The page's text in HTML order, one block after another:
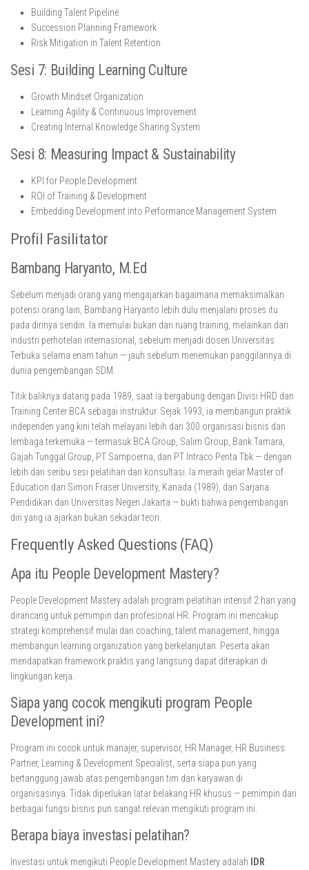
Building Talent Pipeline
Succession Planning Framework
Risk Mitigation in Talent Retention
Sesi 7: Building Learning Culture
Growth Mindset Organization
Learning Agility & Continuous Improvement
Creating Internal Knowledge Sharing System
Sesi 8: Measuring Impact & Sustainability
KPI for People Development
ROI of Training & Development
Embedding Development into Performance Management System
Profil Fasilitator
Bambang Haryanto, M.Ed
Sebelum menjadi orang yang mengajarkan bagaimana memaksimalkan
potensi orang lain, Bambang Haryanto lebih dulu menjalani proses itu
pada dirinya sendiri. Ia memulai bukan dari ruang training, melainkan dari
industri perhotelan internasional, sebelum menjadi dosen Universitas
Terbuka selama enam tahun — jauh sebelum menemukan panggilannya di
dunia pengembangan SDM.
Titik baliknya datang pada 1989, saat ia bergabung dengan Divisi HRD dan
Training Center BCA sebagai instruktur. Sejak 1993, ia membangun praktik
independen yang kini telah melayani lebih dari 300 organisasi bisnis dan
lembaga terkemuka — termasuk BCA Group, Salim Group, Bank Tamara,
Gajah Tunggal Group, PT Sampoerna, dan PT Intraco Penta Tbk — dengan
lebih dari seribu sesi pelatihan dan konsultasi. Ia meraih gelar Master of
Education dari Simon Fraser University, Kanada (1989), dan Sarjana
Pendidikan dari Universitas Negeri Jakarta — bukti bahwa pengembangan
diri yang ia ajarkan bukan sekadar teori.
Frequently Asked Questions (FAQ)
Apa itu People Development Mastery?
People Development Mastery adalah program pelatihan intensif 2 hari yang
dirancang untuk pemimpin dan profesional HR. Program ini mencakup
strategi komprehensif mulai dari coaching, talent management, hingga
membangun learning organization yang berkelanjutan. Peserta akan
mendapatkan framework praktis yang langsung dapat diterapkan di
lingkungan kerja.
Siapa yang cocok mengikuti program People
Development ini?
Program ini cocok untuk manajer, supervisor, HR Manager, HR Business
Partner, Learning & Development Specialist, serta siapa pun yang
bertanggung jawab atas pengembangan tim dan karyawan di
organisasinya. Tidak diperlukan latar belakang HR khusus — pemimpin dari
berbagai fungsi bisnis pun sangat relevan mengikuti program ini.
Berapa biaya investasi pelatihan?
Investasi untuk mengikuti People Development Mastery adalah
IDR